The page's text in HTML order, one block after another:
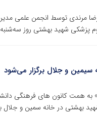
مرندی توسط انجمن علمی
روز سه‌شنبه ۱۹ اردیبهشت‌ماه ساعت ۱۴ برگزار می‌شود.
سیمین و جلال برگزار می‌شود
به همت کانون های فرهنگی
بهشتی در خانه سمین و جلال